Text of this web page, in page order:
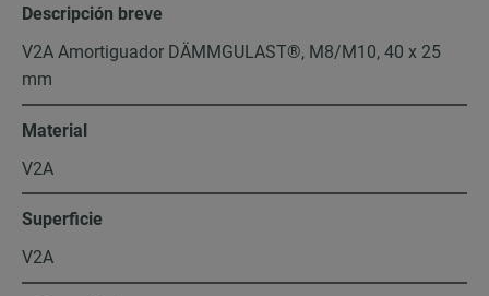
Descripción breve
V2A Amortiguador DÄMMGULAST®, M8/M10, 40 x 25
mm
Material
V2A
Superficie
V2A